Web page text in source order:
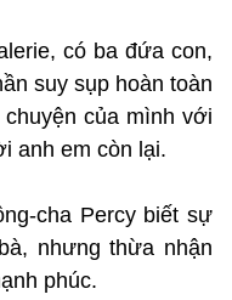
có ba đứa con,
suy sụp hoàn toàn
của mình với
anh em còn lại.
cha Percy biết sự
nhưng thừa nhận
phúc.